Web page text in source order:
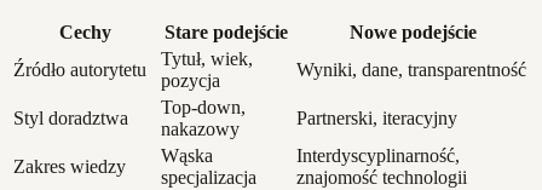
Cechy Stare podejście
Nowe podejście
Źródło autorytetu
Tytuł, wiek,
pozycja
Wyniki, dane, transparentność
Styl doradztwa
Top-down,
nakazowy
Partnerski, iteracyjny
Zakres wiedzy
Wąska
specjalizacja
Interdyscyplinarność,
znajomość technologii